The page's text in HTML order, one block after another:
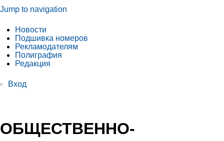
Jump to navigation
Новости
Подшивка номеров
Рекламодателям
Полиграфия
Редакция
Вход
ОБЩЕСТВЕННО-